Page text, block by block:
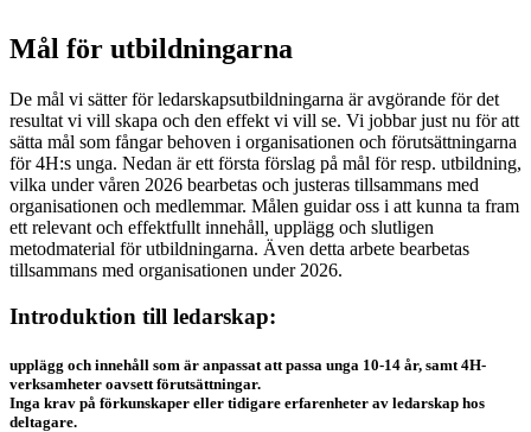
Mål för utbildningarna
De mål vi sätter för ledarskapsutbildningarna är avgörande för det
resultat vi vill skapa och den effekt vi vill se. Vi jobbar just nu för att
sätta mål som fångar behoven i organisationen och förutsättningarna
för 4H:s unga. Nedan är ett första förslag på mål för resp. utbildning,
vilka under våren 2026 bearbetas och justeras tillsammans med
organisationen och medlemmar. Målen guidar oss i att kunna ta fram
ett relevant och effektfullt innehåll, upplägg och slutligen
metodmaterial för utbildningarna. Även detta arbete bearbetas
tillsammans med organisationen under 2026.
Introduktion till ledarskap:
upplägg och innehåll som är anpassat att passa unga 10-14 år, samt 4H-
verksamheter oavsett förutsättningar.
Inga krav på förkunskaper eller tidigare erfarenheter av ledarskap hos
deltagare.